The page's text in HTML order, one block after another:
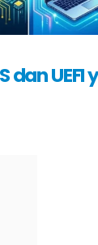
dan